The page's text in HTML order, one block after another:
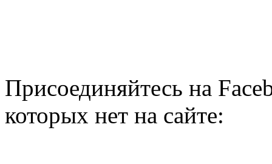
Присоединяйтесь на
которых нет на сайте: